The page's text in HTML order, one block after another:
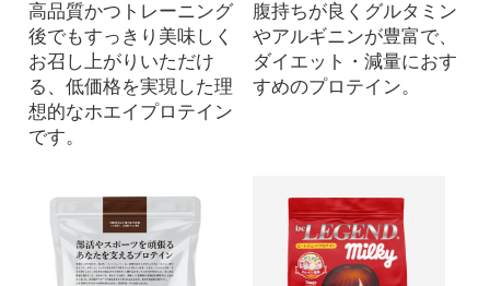
高品質かつトレーニング
後でもすっきり美味しく
お召し上がりいただけ
る、低価格を実現した理
想的なホエイプロテイン
です。
腹持ちが良くグルタミン
やアルギニンが豊富で、
ダイエット・減量におす
すめのプロテイン。